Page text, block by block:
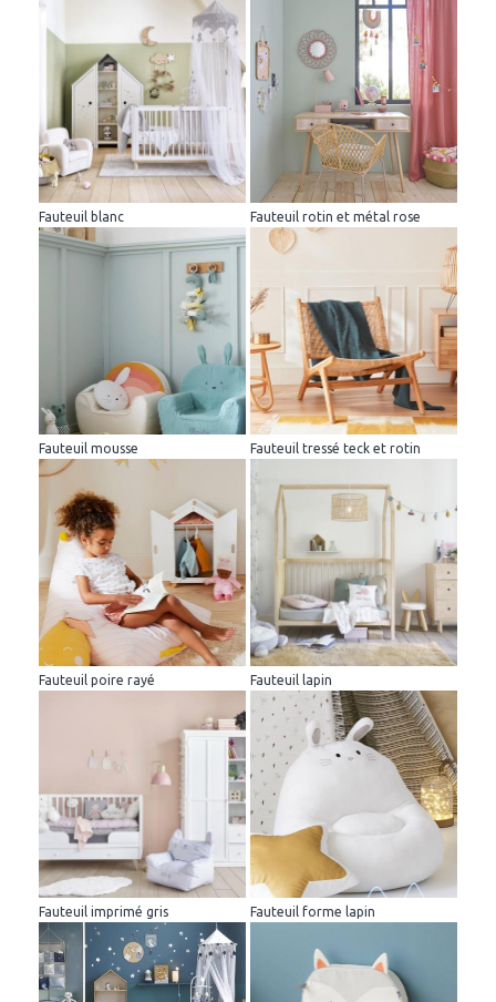
Fauteuil blanc Fauteuil rotin et métal rose
Fauteuil mousse Fauteuil tressé teck et rotin
Fauteuil poire rayé Fauteuil lapin
Fauteuil imprimé gris Fauteuil forme lapin